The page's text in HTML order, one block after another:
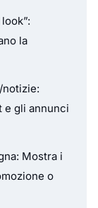
la
notizie:
e gli annunci
Mostra i
o